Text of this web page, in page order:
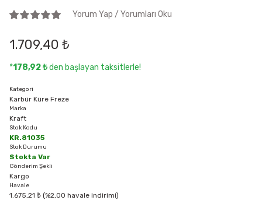
Yorum Yap / Yorumları Oku
1.709,40 ₺
*178,92 ₺den başlayan taksitlerle!
Kategori
Karbür Küre Freze
Marka
Kraft
Stok Kodu
KR.81035
Stok Durumu
Stokta Var
Gönderim Şekli
Kargo
Havale
1.675,21 ₺ (%2,00 havale indirimi)